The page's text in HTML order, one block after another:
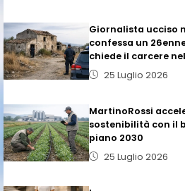
Giornalista ucciso
confessa un
chiede il carcere
25 Luglio 2026
MartinoRossi
sostenibilità con il
piano 2030
25 Luglio 2026